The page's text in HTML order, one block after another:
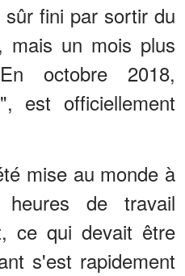
fini par sortir du
mais un mois plus
octobre 2018,
est officiellement
mise au monde à
de travail
ce qui devait être
s'est rapidement